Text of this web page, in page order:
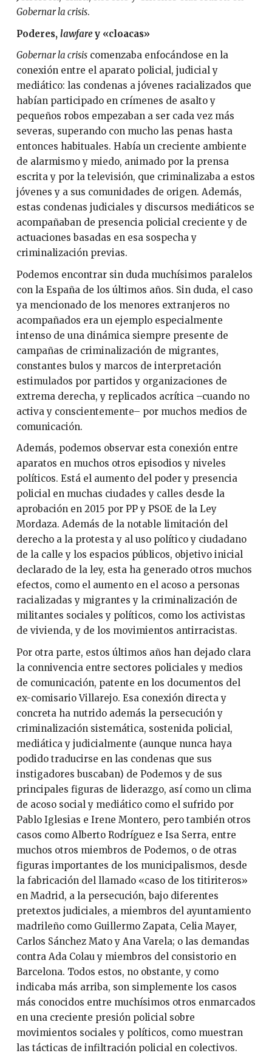
Gobernar la crisis.
Poderes, lawfarey «cloacas»
Gobernar la crisiscomenzaba enfocándose en la
conexión entre el aparato policial, judicial y
mediático: las condenas a jóvenes racializados que
habían participado en crímenes de asalto y
pequeños robos empezaban a ser cada vez más
severas, superando con mucho las penas hasta
entonces habituales. Había un creciente ambiente
de alarmismo y miedo, animado por la prensa
escrita y por la televisión, que criminalizaba a estos
jóvenes y a sus comunidades de origen. Además,
estas condenas judiciales y discursos mediáticos se
acompañaban de presencia policial creciente y de
actuaciones basadas en esa sospecha y
criminalización previas.
Podemos encontrar sin duda muchísimos paralelos
con la España de los últimos años. Sin duda, el caso
ya mencionado de los menores extranjeros no
acompañados era un ejemplo especialmente
intenso de una dinámica siempre presente de
campañas de criminalización de migrantes,
constantes bulos y marcos de interpretación
estimulados por partidos y organizaciones de
extrema derecha, y replicados acrítica –cuando no
activa y conscientemente– por muchos medios de
comunicación.
Además, podemos observar esta conexión entre
aparatos en muchos otros episodios y niveles
políticos. Está el aumento del poder y presencia
policial en muchas ciudades y calles desde la
aprobación en 2015 por PP y PSOE de la Ley
Mordaza. Además de la notable limitación del
derecho a la protesta y al uso político y ciudadano
de la calle y los espacios públicos, objetivo inicial
declarado de la ley, esta ha generado otros muchos
efectos, como el aumento en el acoso a personas
racializadas y migrantes y la criminalización de
militantes sociales y políticos, como los activistas
de vivienda, y de los movimientos antirracistas.
Por otra parte, estos últimos años han dejado clara
la connivencia entre sectores policiales y medios
de comunicación, patente en los documentos del
ex-comisario Villarejo. Esa conexión directa y
concreta ha nutrido además la persecución y
criminalización sistemática, sostenida policial,
mediática y judicialmente (aunque nunca haya
podido traducirse en las condenas que sus
instigadores buscaban) de Podemos y de sus
principales figuras de liderazgo, así como un clima
de acoso social y mediático como el sufrido por
Pablo Iglesias e Irene Montero, pero también otros
casos como Alberto Rodríguez e Isa Serra, entre
muchos otros miembros de Podemos, o de otras
figuras importantes de los municipalismos, desde
la fabricación del llamado «caso de los titiriteros»
en Madrid, a la persecución, bajo diferentes
pretextos judiciales, a miembros del ayuntamiento
madrileño como Guillermo Zapata, Celia Mayer,
Carlos Sánchez Mato y Ana Varela; o las demandas
contra Ada Colau y miembros del consistorio en
Barcelona. Todos estos, no obstante, y como
indicaba más arriba, son simplemente los casos
más conocidos entre muchísimos otros enmarcados
en una creciente presión policial sobre
movimientos sociales y políticos, como muestran
las tácticas de infiltración policial en colectivos.